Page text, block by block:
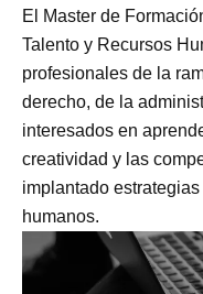
El Master de
Talento y Recursos
profesionales de la
derecho, de la
interesados en
creatividad y las
implantado
humanos.